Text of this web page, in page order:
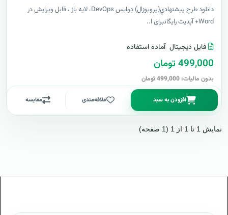
دانلود طرح پيشنهادي(پروپوزال) دِواپس DevOps، لایه باز ، قابل ویرایش در
Word+ آپدیت رایگانبرای ا..
فایل دیجیتال آماده استفاده
499,000 تومان
بدون مالیات: 499,000 تومان
افزودن به سبد علاقه‌مندی مقایسه
نمایش 1 تا 1 از 1 (1 صفحه)